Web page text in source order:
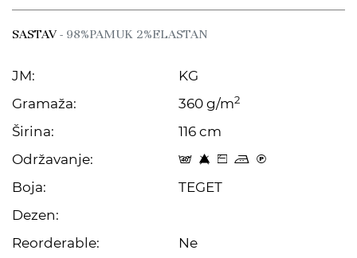
SASTAV- 98%PAMUK 2%ELASTAN
JM:
KG
Gramaža:
360 g/m2
Širina:
116 cm
Održavanje:
t 8 Z p C
Boja:
TEGET
Dezen:
Reorderable:
Ne